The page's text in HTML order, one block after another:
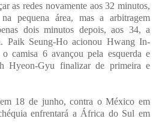
as redes novamente aos 32 minutos,
pequena área, mas a arbitragem
dois minutos depois, aos 34, a
Paik Seung-Ho acionou Hwang In-
camisa 6 avançou pela esquerda e
Hyeon-Gyu finalizar de primeira e
18 de junho, contra o México em
enfrentará a África do Sul em